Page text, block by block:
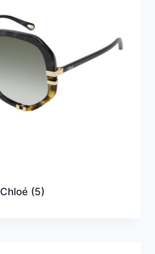
Chloé (5)